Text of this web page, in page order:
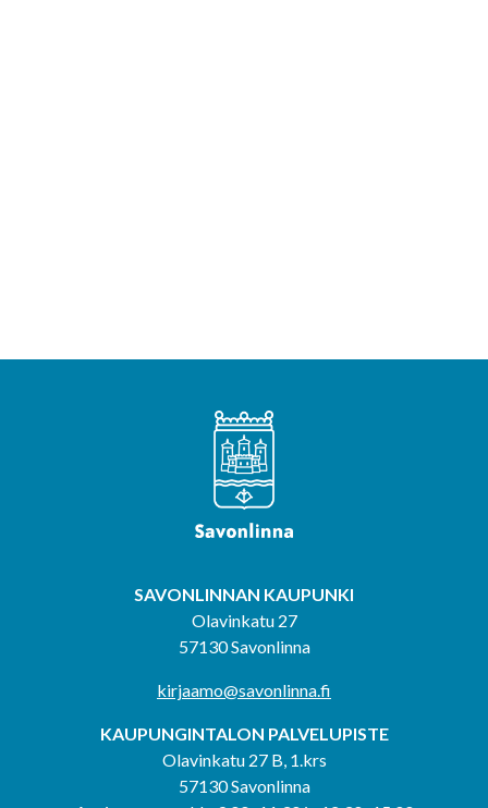
SAVONLINNAN KAUPUNKI
Olavinkatu 27
57130 Savonlinna
kirjaamo@savonlinna.fi
KAUPUNGINTALON PALVELUPISTE
Olavinkatu 27 B, 1.krs
57130 Savonlinna